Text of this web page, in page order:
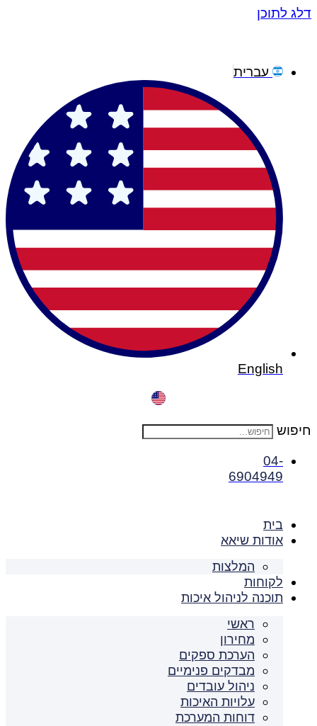
דלג לתוכן
עברית
English
חיפוש
04-
6904949
בית
אודות שיאא
המלצות
לקוחות
תוכנה לניהול איכות
ראשי
מחירון
הערכת ספקים
מבדקים פנימיים
ניהול עובדים
עלויות האיכות
דוחות המערכת